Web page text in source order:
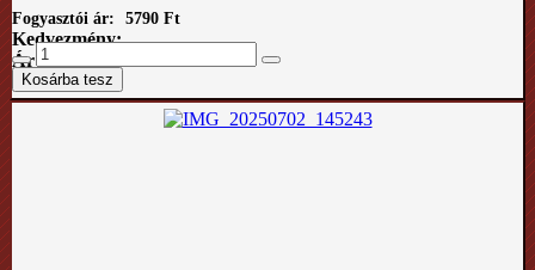
Fogyasztói ár:
5790 Ft
Kedvezmény:
Ár / kg: